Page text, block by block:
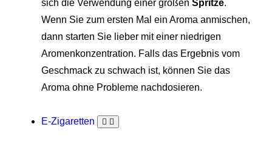
sich die Verwendung einer großen Spritze.
Wenn Sie zum ersten Mal ein Aroma anmischen,
dann starten Sie lieber mit einer niedrigen
Aromenkonzentration. Falls das Ergebnis vom
Geschmack zu schwach ist, können Sie das
Aroma ohne Probleme nachdosieren.
E-Zigaretten